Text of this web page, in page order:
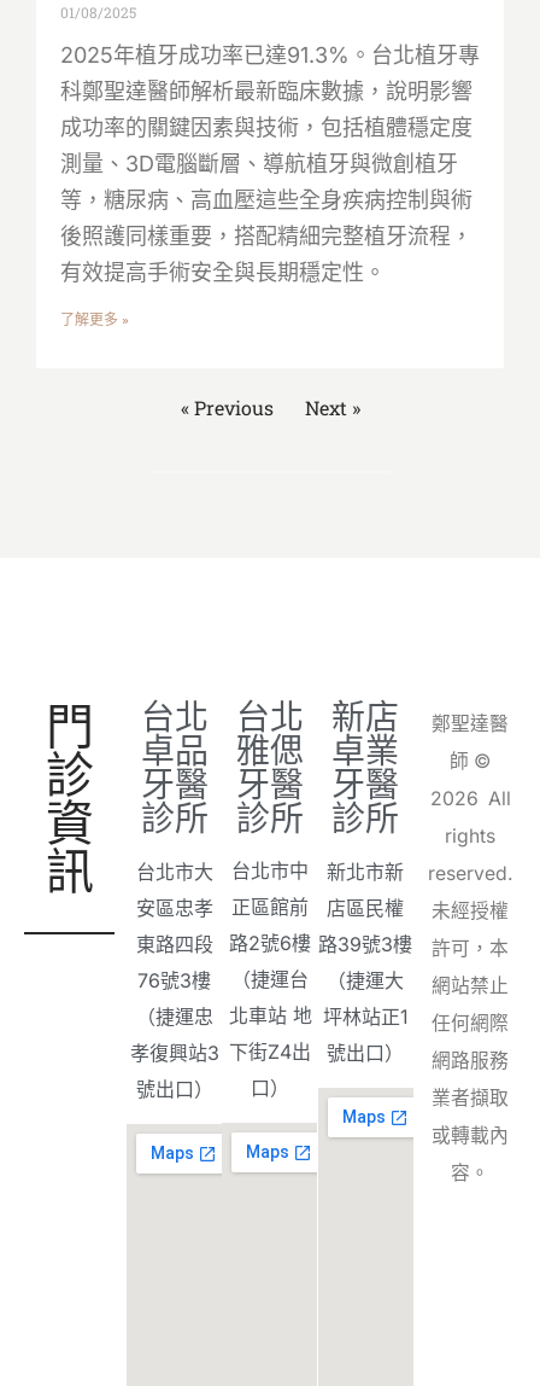
01/08/2025
2025年植牙成功率已達91.3%。台北植牙專
科鄭聖達醫師解析最新臨床數據，說明影響
成功率的關鍵因素與技術，包括植體穩定度
測量、3D電腦斷層、導航植牙與微創植牙
等，糖尿病、高血壓這些全身疾病控制與術
後照護同樣重要，搭配精細完整植牙流程，
有效提高手術安全與長期穩定性。
了解更多 »
« Previous Next »
門
診
資
訊
台北
卓品
牙醫
診所
台北市大
安區忠孝
東路四段
76號3樓
（捷運忠
孝復興站3
號出口）
台北
雅偲
牙醫
診所
台北市中
正區館前
路2號6樓
（捷運台
北車站 地
下街Z4出
口）
新店
卓業
牙醫
診所
新北市新
店區民權
路39號3樓
（捷運大
坪林站正1
號出口）
鄭聖達醫
師 ©
2026 All
rights
reserved.
未經授權
許可，本
網站禁止
任何網際
網路服務
業者擷取
或轉載內
容。